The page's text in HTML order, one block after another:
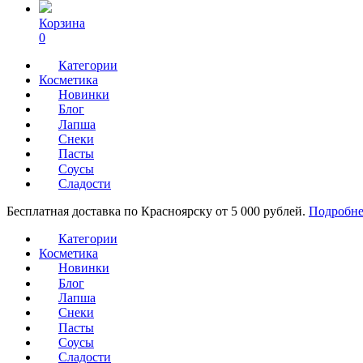
Корзина
0
Категории
Косметика
Новинки
Блог
Лапша
Снеки
Пасты
Соусы
Сладости
Бесплатная доставка по Красноярску от 5 000 рублей.
Категории
Косметика
Новинки
Блог
Лапша
Снеки
Пасты
Соусы
Сладости